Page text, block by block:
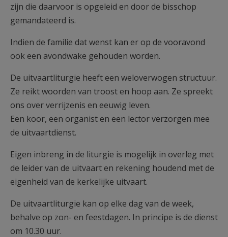
zijn die daarvoor is opgeleid en door de bisschop
gemandateerd is.
Indien de familie dat wenst kan er op de vooravond
ook een avondwake gehouden worden.
De uitvaartliturgie heeft een weloverwogen structuur.
Ze reikt woorden van troost en hoop aan. Ze spreekt
ons over verrijzenis en eeuwig leven.
Een koor, een organist en een lector verzorgen mee
de uitvaartdienst.
Eigen inbreng in de liturgie is mogelijk in overleg met
de leider van de uitvaart en rekening houdend met de
eigenheid van de kerkelijke uitvaart.
De uitvaartliturgie kan op elke dag van de week,
behalve op zon- en feestdagen. In principe is de dienst
om 10.30 uur.